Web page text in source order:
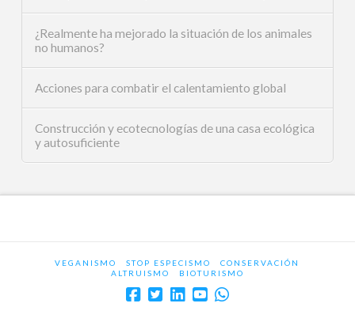
¿Realmente ha mejorado la situación de los animales
no humanos?
Acciones para combatir el calentamiento global
Construcción y ecotecnologías de una casa ecológica
y autosuficiente
VEGANISMO STOP ESPECISMO
CONSERVACIÓN
ALTRUISMO
BIOTURISMO